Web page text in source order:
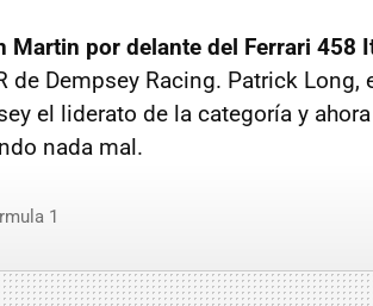
Martin por delante del Ferrari 458
de Dempsey Racing. Patrick Long,
el liderato de la categoría y
nada mal.
1